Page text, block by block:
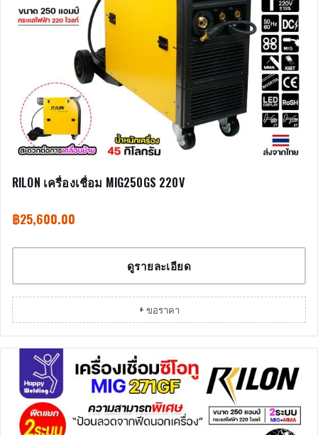
RILON เครื่องเชื่อม MIG250GS 220V
฿25,600.00
ดูรายละเอียด
+ ขอราคา